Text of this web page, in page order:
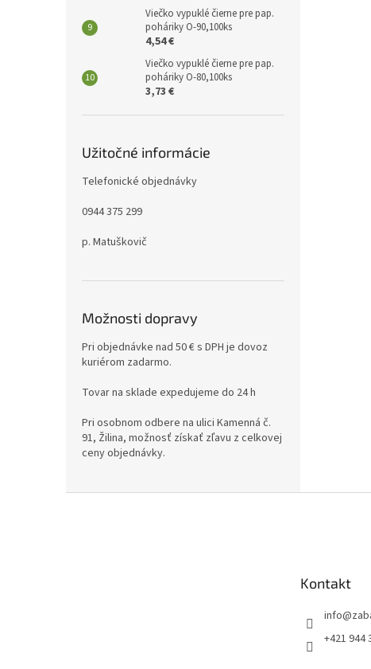
Viečko vypuklé čierne pre pap.
poháriky O-90,100ks
4,54 €
Viečko vypuklé čierne pre pap.
poháriky O-80,100ks
3,73 €
Užitočné informácie
Telefonické objednávky
0944 375 299
p. Matuškovič
Možnosti dopravy
Pri objednávke nad 50 € s DPH je dovoz
kuriérom zadarmo.
Tovar na sklade expedujeme do 24 h
Pri osobnom odbere na ulici Kamenná č.
91, Žilina, možnosť získať zľavu z celkovej
ceny objednávky.
Kontakt
info@
+421 944